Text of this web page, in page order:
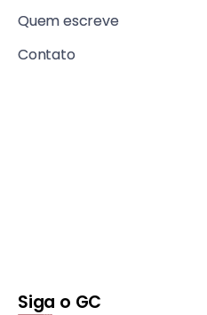
Quem escreve
Contato
Siga o GC